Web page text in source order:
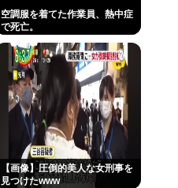
空調服を着てた作業員、熱中症
で死亡。
【画像】圧倒的美人な女刑事を
見つけたwww